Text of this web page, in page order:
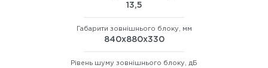
13,5
Габарити зовнішнього блоку, мм
840х880х330
Рівень шуму зовнішнього блоку, дБ